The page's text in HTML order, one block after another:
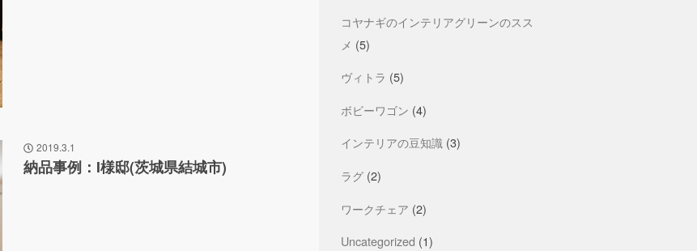
2019.3.1
納品事例：I様邸(茨城県結城市)
コヤナギのインテリアグリーンのスス
メ (5)
ヴィトラ (5)
ボビーワゴン (4)
インテリアの豆知識 (3)
ラグ (2)
ワークチェア (2)
Uncategorized (1)